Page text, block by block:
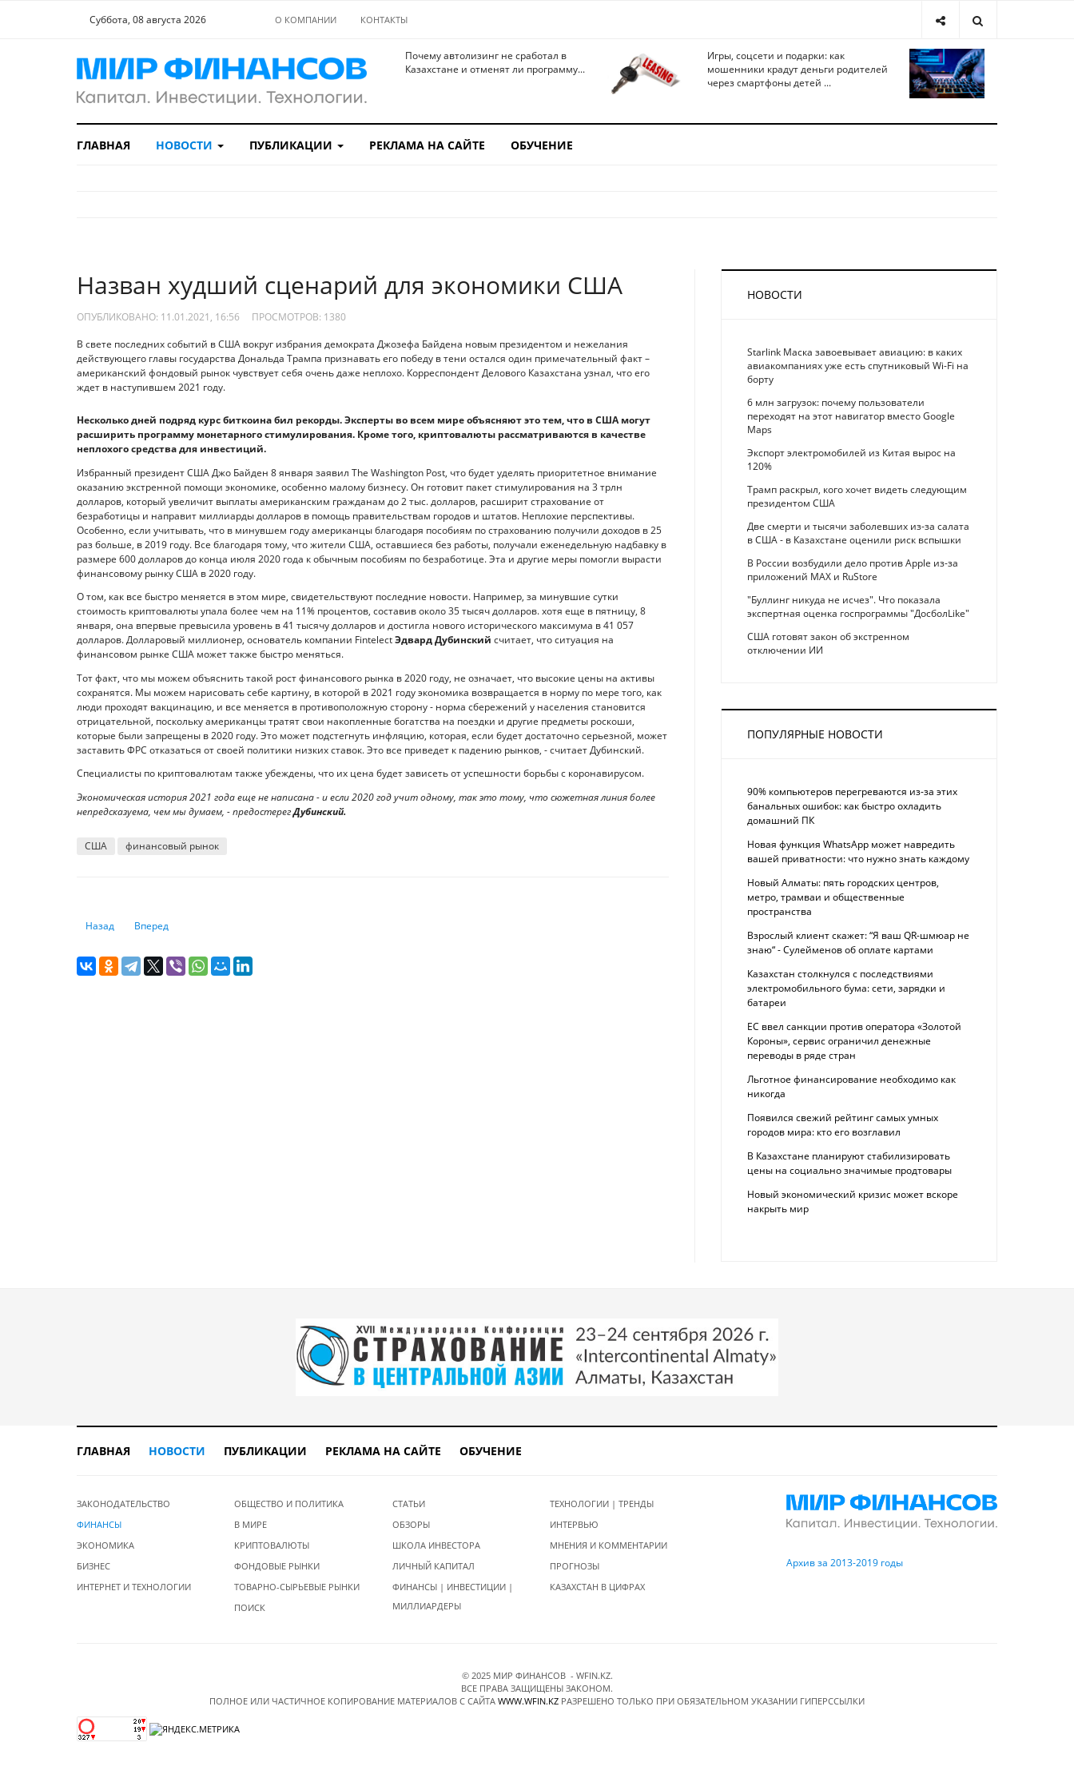
Суббота, 08 августа 2026 О КОМПАНИИ КОНТАКТЫ
Почему автолизинг не сработал в
Казахстане и отменят ли программу...
Игры, соцсети и подарки: как
мошенники крадут деньги родителей
через смартфоны детей ...
ГЛАВНАЯ НОВОСТИ ПУБЛИКАЦИИ РЕКЛАМА НА САЙТЕ ОБУЧЕНИЕ
Назван худший сценарий для экономики США
ОПУБЛИКОВАНО: 11.01.2021, 16:56 ПРОСМОТРОВ: 1380
В свете последних событий в США вокруг избрания демократа Джозефа Байдена новым президентом и нежелания
действующего главы государства Дональда Трампа признавать его победу в тени остался один примечательный факт –
американский фондовый рынок чувствует себя очень даже неплохо. Корреспондент Делового Казахстана узнал, что его
ждет в наступившем 2021 году.
Несколько дней подряд курс биткоина бил рекорды. Эксперты во всем мире объясняют это тем, что в США могут
расширить программу монетарного стимулирования. Кроме того, криптовалюты рассматриваются в качестве
неплохого средства для инвестиций.
Избранный президент США Джо Байден 8 января заявил The Washington Post, что будет уделять приоритетное внимание
оказанию экстренной помощи экономике, особенно малому бизнесу. Он готовит пакет стимулирования на 3 трлн
долларов, который увеличит выплаты американским гражданам до 2 тыс. долларов, расширит страхование от
безработицы и направит миллиарды долларов в помощь правительствам городов и штатов. Неплохие перспективы.
Особенно, если учитывать, что в минувшем году американцы благодаря пособиям по страхованию получили доходов в 25
раз больше, в 2019 году. Все благодаря тому, что жители США, оставшиеся без работы, получали еженедельную надбавку в
размере 600 долларов до конца июля 2020 года к обычным пособиям по безработице. Эта и другие меры помогли вырасти
финансовому рынку США в 2020 году.
О том, как все быстро меняется в этом мире, свидетельствуют последние новости. Например, за минувшие сутки
стоимость криптовалюты упала более чем на 11% процентов, составив около 35 тысяч долларов. хотя еще в пятницу, 8
января, она впервые превысила уровень в 41 тысячу долларов и достигла нового исторического максимума в 41 057
долларов. Долларовый миллионер, основатель компании FintelectЭдвард Дубинский считает, что ситуация на
финансовом рынке США может также быстро меняться.
Тот факт, что мы можем объяснить такой рост финансового рынка в 2020 году, не означает, что высокие цены на активы
сохранятся. Мы можем нарисовать себе картину, в которой в 2021 году экономика возвращается в норму по мере того, как
люди проходят вакцинацию, и все меняется в противоположную сторону - норма сбережений у населения становится
отрицательной, поскольку американцы тратят свои накопленные богатства на поездки и другие предметы роскоши,
которые были запрещены в 2020 году. Это может подстегнуть инфляцию, которая, если будет достаточно серьезной, может
заставить ФРС отказаться от своей политики низких ставок. Это все приведет к падению рынков, - считает Дубинский.
Специалисты по криптовалютам также убеждены, что их цена будет зависеть от успешности борьбы с коронавирусом.
Экономическая история 2021 года еще не написана - и если 2020 год учит одному, так это тому, что сюжетная линия более
непредсказуема, чем мы думаем, - предостерегДубинский.
США финансовый рынок
Предыдущий: Нефтерынку нужно время
Назад Следующий: Сколько будут платить казахстанцы за комуслуги в 2021 году
Вперед
НОВОСТИ
Starlink Маска завоевывает авиацию: в каких
авиакомпаниях уже есть спутниковый Wi-Fi на
борту
6 млн загрузок: почему пользователи
переходят на этот навигатор вместо Google
Maps
Экспорт электромобилей из Китая вырос на
120%
Трамп раскрыл, кого хочет видеть следующим
президентом США
Две смерти и тысячи заболевших из-за салата
в США - в Казахстане оценили риск вспышки
В России возбудили дело против Apple из-за
приложений MAX и RuStore
"Буллинг никуда не исчез". Что показала
экспертная оценка госпрограммы "ДосболLike"
США готовят закон об экстренном
отключении ИИ
ПОПУЛЯРНЫЕ НОВОСТИ
90% компьютеров перегреваются из-за этих
банальных ошибок: как быстро охладить
домашний ПК
Новая функция WhatsApp может навредить
вашей приватности: что нужно знать каждому
Новый Алматы: пять городских центров,
метро, трамваи и общественные
пространства
Взрослый клиент скажет: “Я ваш QR-шмюар не
знаю“ - Сулейменов об оплате картами
Казахстан столкнулся с последствиями
электромобильного бума: сети, зарядки и
батареи
ЕС ввел санкции против оператора «Золотой
Короны», сервис ограничил денежные
переводы в ряде стран
Льготное финансирование необходимо как
никогда
Появился свежий рейтинг самых умных
городов мира: кто его возглавил
В Казахстане планируют стабилизировать
цены на социально значимые продтовары
Новый экономический кризис может вскоре
накрыть мир
ГЛАВНАЯ НОВОСТИ ПУБЛИКАЦИИ РЕКЛАМА НА САЙТЕ ОБУЧЕНИЕ
ЗАКОНОДАТЕЛЬСТВО
ФИНАНСЫ
ЭКОНОМИКА
БИЗНЕС
ИНТЕРНЕТ И ТЕХНОЛОГИИ
ОБЩЕСТВО И ПОЛИТИКА
В МИРЕ
КРИПТОВАЛЮТЫ
ФОНДОВЫЕ РЫНКИ
ТОВАРНО-СЫРЬЕВЫЕ РЫНКИ
ПОИСК
СТАТЬИ
ОБЗОРЫ
ШКОЛА ИНВЕСТОРА
ЛИЧНЫЙ КАПИТАЛ
ФИНАНСЫ | ИНВЕСТИЦИИ |
МИЛЛИАРДЕРЫ
ТЕХНОЛОГИИ | ТРЕНДЫ
ИНТЕРВЬЮ
МНЕНИЯ И КОММЕНТАРИИ
ПРОГНОЗЫ
КАЗАХСТАН В ЦИФРАХ
Архив за 2013-2019 годы
© 2025 МИР ФИНАНСОВ - WFIN.KZ.
ВСЕ ПРАВА ЗАЩИЩЕНЫ ЗАКОНОМ.
ПОЛНОЕ ИЛИ ЧАСТИЧНОЕ КОПИРОВАНИЕ МАТЕРИАЛОВ C САЙТА WWW.WFIN.KZ РАЗРЕШЕНО ТОЛЬКО ПРИ ОБЯЗАТЕЛЬНОМ УКАЗАНИИ ГИПЕРССЫЛКИ